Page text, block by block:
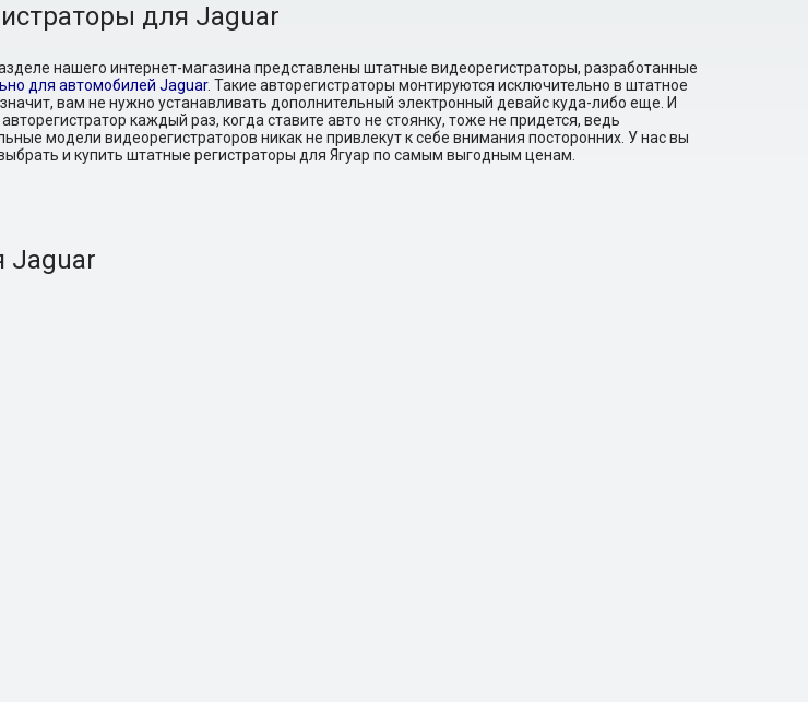
для Jaguar
нашего интернет-магазина представлены штатные видеорегистраторы, разработанные
для автомобилей Jaguar. Такие авторегистраторы монтируются исключительно в штатное
вам не нужно устанавливать дополнительный электронный девайс куда-либо еще. И
каждый раз, когда ставите авто не стоянку, тоже не придется, ведь
модели видеорегистраторов никак не привлекут к себе внимания посторонних. У нас вы
и купить штатные регистраторы для Ягуар по самым выгодным ценам.
Jaguar